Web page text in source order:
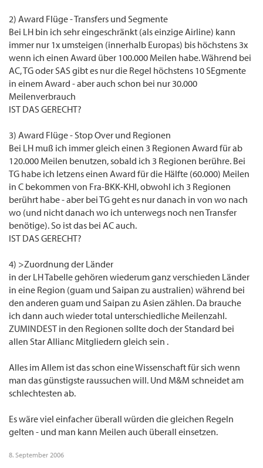
2) Award Flüge - Transfers und Segmente
Bei LH bin ich sehr eingeschränkt (als einzige Airline) kann
immer nur 1x umsteigen (innerhalb Europas) bis höchstens 3x
wenn ich einen Award über 100.000 Meilen habe. Während bei
AC, TG oder SAS gibt es nur die Regel höchstens 10 SEgmente
in einem Award - aber auch schon bei nur 30.000
Meilenverbrauch
IST DAS GERECHT?
3) Award Flüge - Stop Over und Regionen
Bei LH muß ich immer gleich einen 3 Regionen Award für ab
120.000 Meilen benutzen, sobald ich 3 Regionen berühre. Bei
TG habe ich letzens einen Award für die Hälfte (60.000) Meilen
in C bekommen von Fra-BKK-KHI, obwohl ich 3 Regionen
berührt habe - aber bei TG geht es nur danach in von wo nach
wo (und nicht danach wo ich unterwegs noch nen Transfer
benötige). So ist das bei AC auch.
IST DAS GERECHT?
4) >Zuordnung der Länder
in der LH Tabelle gehören wiederum ganz verschieden Länder
in eine Region (guam und Saipan zu australien) während bei
den anderen guam und Saipan zu Asien zählen. Da brauche
ich dann auch wieder total unterschiedliche Meilenzahl.
ZUMINDEST in den Regionen sollte doch der Standard bei
allen Star Allianc Mitgliedern gleich sein .
Alles im Allem ist das schon eine Wissenschaft für sich wenn
man das günstigste raussuchen will. Und M&M schneidet am
schlechtesten ab.
Es wäre viel einfacher überall würden die gleichen Regeln
gelten - und man kann Meilen auch überall einsetzen.
8. September 2006